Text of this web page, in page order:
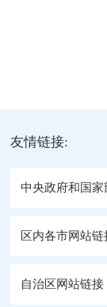
友情链接:
中央政府和国家
区内各市网站链
自治区网站链接